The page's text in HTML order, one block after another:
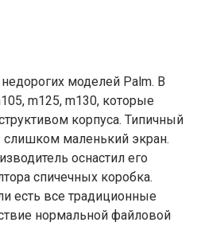
моделей Palm. В
m125, m130, которые
корпуса. Типичный
слишком маленький экран.
оснастил его
спичечных коробка.
есть все традиционные
нормальной файловой